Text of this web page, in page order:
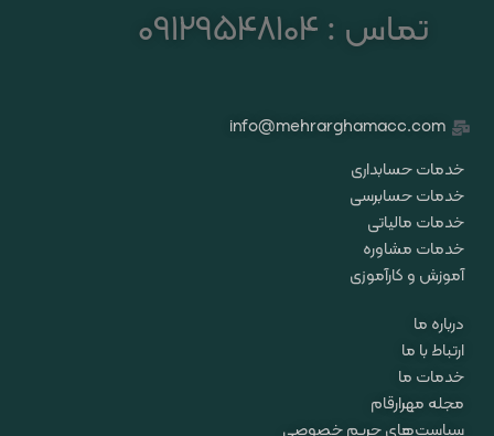
تماس : 09129548104
info@mehrarghamacc.com
خدمات حسابداری
خدمات حسابرسی
خدمات مالیاتی
خدمات مشاوره
آموزش و کارآموزی
درباره ما
ارتباط با ما
خدمات ما
مجله مهرارقام